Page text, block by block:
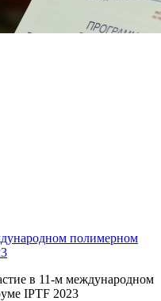
полимерном
в 11-м международном
IPTF 2023